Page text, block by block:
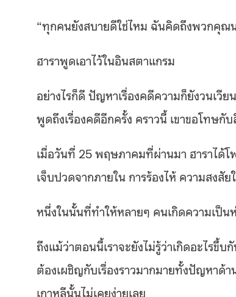
“ทุกคนยังสบายดีใช่ไหม ฉันคิดถึงพวกคุณ
ฮาราพูดเอาไว้ในอินสตาแกรม
อย่างไรก็ดี ปัญหาเรื่องคดีความก็ยังวนเวี
พูดถึงเรื่องคดีอีกครั้ง คราวนี้ เขาขอโทษกั
เมื่อวันที่ 25 พฤษภาคมที่ผ่านมา ฮาราได้
เจ็บปวดจากภายใน การร้องไห้ ความสงสั
หนึ่งในนั้นที่ทำให้หลายๆ คนเกิดความเป็น
ถึงแม้ว่าตอนนี้เราจะยังไม่รู้ว่าเกิดอะไรขึ้
ต้องเผชิญกับเรื่องราวมากมายทั้งปัญหาด้
เกาหลีนั้นไม่เคยง่ายเลย